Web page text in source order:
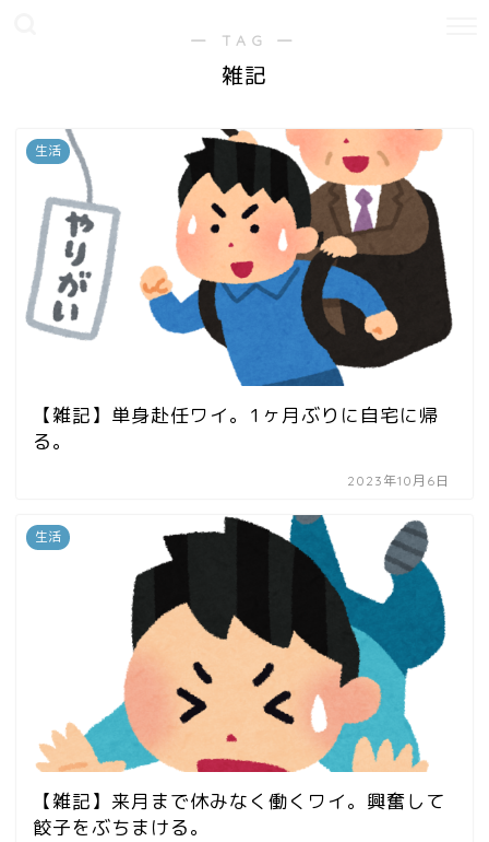
― TAG ―
雑記
生活
【雑記】単身赴任ワイ。1ヶ月ぶりに自宅に帰
る。
2023年10月6日
生活
【雑記】来月まで休みなく働くワイ。興奮して
餃子をぶちまける。